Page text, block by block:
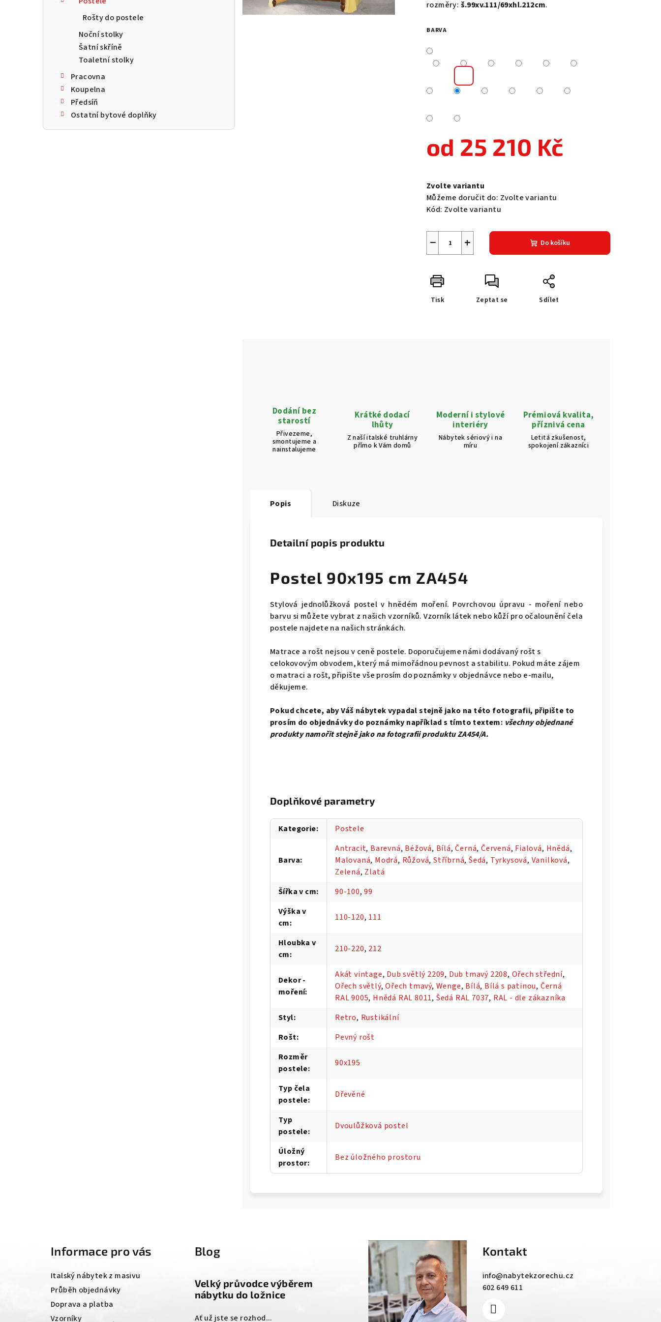
Rošty do postele
Noční stolky
Šatní skříně
Toaletní stolky
Pracovna
Koupelna
Předsíň
Ostatní bytové doplňky
hvězdiček.
rozměry: š.99xv.111/69xhl.212cm.
BARVA
od 25 210 Kč
cena:
Zvolte variantu
Můžeme doručit do: Zvolte variantu
Kód: Zvolte variantu
+
− Do košíku
Tisk Zeptat se Sdílet
Dodání bez
starostí
Přivezeme,
smontujeme a
nainstalujeme
Krátké dodací
lhůty
Z naší italské truhlárny
přímo k Vám domů
Moderní i stylové
interiéry
Nábytek sériový i na
míru
Prémiová kvalita,
příznivá cena
Letitá zkušenost,
spokojení zákazníci
Popis Diskuze
Detailní popis produktu
Postel 90x195 cm ZA454
Stylová jednolůžková postel v hnědém moření. Povrchovou úpravu - moření nebo
barvu si můžete vybrat z našich vzorníků. Vzorník látek nebo kůží pro očalounění čela
postele najdete na našich stránkách.
Matrace a rošt nejsou v ceně postele. Doporučujeme námi dodávaný rošt s
celokovovým obvodem, který má mimořádnou pevnost a stabilitu. Pokud máte zájem
o matraci a rošt, připište vše prosím do poznámky v objednávce nebo e-mailu,
děkujeme.
Pokud chcete, aby Váš nábytek vypadal stejně jako na této fotografii, připište to
prosím do objednávky do poznámky například s tímto textem: všechny objednané
produkty namořit stejně jako na fotografii produktu ZA454/A.
Doplňkové parametry
Kategorie: Postele
Barva:
Antracit, Barevná, Béžová, Bílá,Černá,Červená, Fialová, Hnědá,
Malovaná, Modrá, Růžová,Stříbrná,Šedá, Tyrkysová, Vanilková,
Zelená, Zlatá
Šířka v cm: 90-100,99
Výška v
cm:
110-120, 111
Hloubka v
cm:
210-220, 212
Dekor -
moření:
Akát vintage, Dub světlý 2209, Dub tmavý 2208, Ořech střední,
Ořech světlý,Ořech tmavý, Wenge, Bílá, Bílá s patinou, Černá
RAL 9005, Hnědá RAL 8011, Šedá RAL 7037, RAL - dle zákazníka
Styl: Retro, Rustikální
Rošt:
Pevný rošt
Rozměr
postele:
90x195
Typ čela
postele:
Dřevěné
Typ
postele:
Dvoulůžková postel
Úložný
prostor:
Bez úložného prostoru
Informace pro vás
Italský nábytek z masivu
Průběh objednávky
Doprava a platba
Vzorníky
Blog
Velký průvodce výběrem
nábytku do ložnice
Ať už jste se rozhod...
Kontakt
info@nabytekzorechu.cz
602 649 611